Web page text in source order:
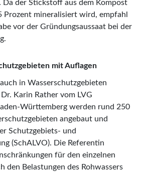
Da der Stickstoff aus dem Kompost
Prozent mineralisiert wird, empfahl
vor der Gründungsaussaat bei der
mit Auflagen
in Wasserschutzgebieten
Karin Rather vom LVG
Württemberg werden rund 250
angebaut und
Schutzgebiets- und
(SchALVO). Die Referentin
für den einzelnen
den Belastungen des Rohwassers